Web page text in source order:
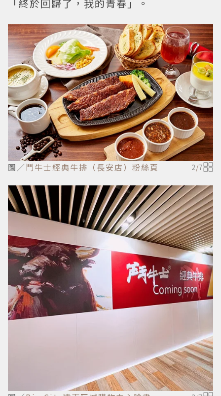
「終於回歸了，我的青春」。
圖／ 鬥牛士經典牛排（長安店）粉絲頁 2/7